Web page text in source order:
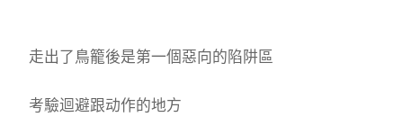
走出了鳥籠後是第一個惡向的陷阱區
考驗迴避跟动作的地方